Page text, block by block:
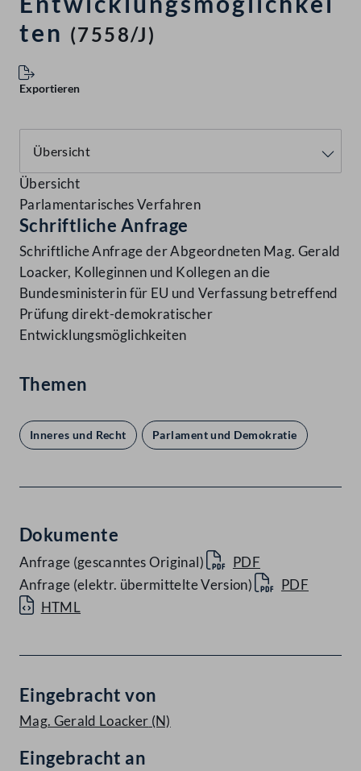
ten (7558/J)
Exportieren
Übersicht
Parlamentarisches Verfahren
Schriftliche Anfrage
Schriftliche Anfrage der Abgeordneten Mag. Gerald
Loacker, Kolleginnen und Kollegen an die
Bundesministerin für EU und Verfassung betreffend
Prüfung direkt-demokratischer
Entwicklungsmöglichkeiten
Themen
Inneres und Recht Parlament und Demokratie
Dokumente
Anfrage (gescanntes Original)
PDF
Anfrage (elektr. übermittelte Version)
PDF
HTML
Eingebracht von
Mag. Gerald Loacker (N)
Eingebracht an